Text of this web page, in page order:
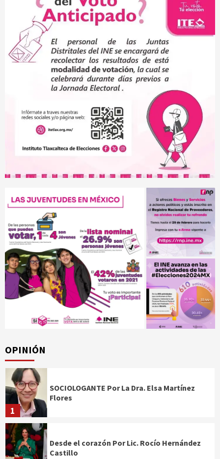
OPINIÓN
1
SOCIOLOGANTE Por La Dra. Elsa Martínez
Flores
Desde el corazón Por Lic. Rocío Hernández
Castillo